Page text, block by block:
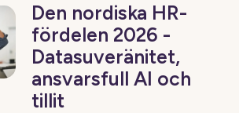
Den nordiska HR-
fördelen 2026 -
Datasuveränitet,
ansvarsfull AI och
tillit